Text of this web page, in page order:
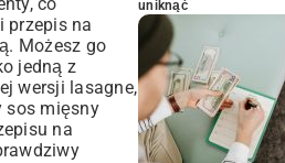
przepis na
. Możesz go
jedną z
wersji lasagne,
sos mięsny
na
uniknąć